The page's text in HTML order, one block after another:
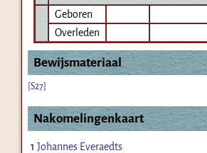
Geboren
Overleden
Bewijsmateriaal
[S27]
Nakomelingenkaart
1 Johannes Everaedts